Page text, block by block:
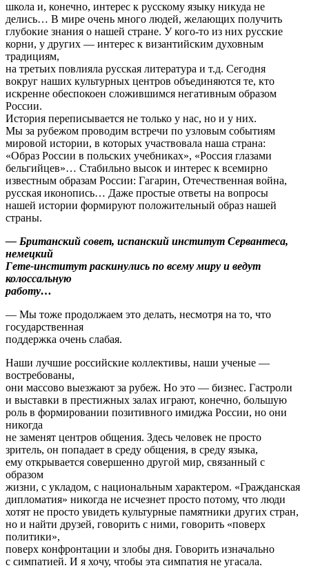
школа и, конечно, интерес к русскому языку никуда не
делись… В мире очень много людей, желающих получить
глубокие знания о нашей стране. У кого-то из них русские
корни, у других — интерес к византийским духовным
традициям,
на третьих повлияла русская литература и т.д. Сегодня
вокруг наших культурных центров объединяются те, кто
искренне обеспокоен сложившимся негативным образом
России.
История переписывается не только у нас, но и у них.
Мы за рубежом проводим встречи по узловым событиям
мировой истории, в которых участвовала наша страна:
«Образ России в польских учебниках», «Россия глазами
бельгийцев»… Стабильно высок и интерес к всемирно
известным образам России: Гагарин, Отечественная война,
русская иконопись… Даже простые ответы на вопросы
нашей истории формируют положительный образ нашей
страны.
— Британский совет, испанский институт Сервантеса,
немецкий
Гете-институт раскинулись по всему миру и ведут
колоссальную
работу…
— Мы тоже продолжаем это делать, несмотря на то, что
государственная
поддержка очень слабая.
Наши лучшие российские коллективы, наши ученые —
востребованы,
они массово выезжают за рубеж. Но это — бизнес. Гастроли
и выставки в престижных залах играют, конечно, большую
роль в формировании позитивного имиджа России, но они
никогда
не заменят центров общения. Здесь человек не просто
зритель, он попадает в среду общения, в среду языка,
ему открывается совершенно другой мир, связанный с
образом
жизни, с укладом, с национальным характером. «Гражданская
дипломатия» никогда не исчезнет просто потому, что люди
хотят не просто увидеть культурные памятники других стран,
но и найти друзей, говорить с ними, говорить «поверх
политики»,
поверх конфронтации и злобы дня. Говорить изначально
с симпатией. И я хочу, чтобы эта симпатия не угасала.